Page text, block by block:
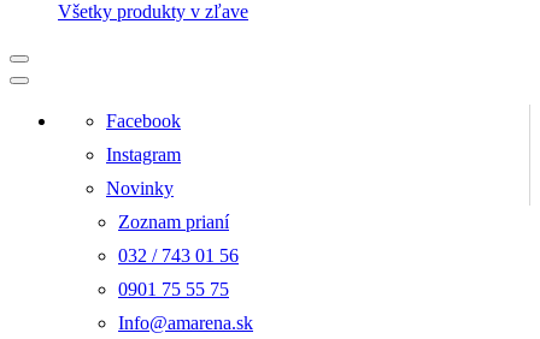
Všetky produkty v zľave
Facebook
Instagram
Novinky
Zoznam prianí
032 / 743 01 56
0901 75 55 75
Info@amarena.sk